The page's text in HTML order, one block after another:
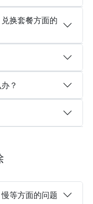
换套餐方面的
？
等方面的问题